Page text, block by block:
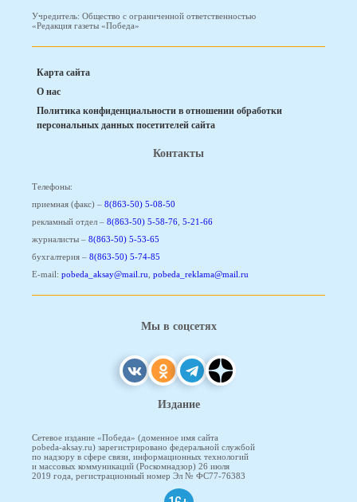
Учредитель: Общество с ограниченной ответственностью
«Редакция газеты «Победа»
Карта сайта
О нас
Политика конфиденциальности в отношении обработки
персональных данных посетителей сайта
Контакты
Телефоны:
приемная (факс) – 8(863-50) 5-08-50
рекламный отдел – 8(863-50) 5-58-76, 5-21-66
журналисты – 8(863-50) 5-53-65
бухгалтерия – 8(863-50) 5-74-85
E-mail: pobeda_aksay@mail.ru, pobeda_reklama@mail.ru
Мы в соцсетях
Издание
Сетевое издание «Победа» (доменное имя сайта
pobeda-aksay.ru) зарегистрировано федеральной службой
по надзору в сфере связи, информационных технологий
и массовых коммуникаций (Роскомнадзор) 26 июля
2019 года, регистрационный номер Эл № ФС77-76383